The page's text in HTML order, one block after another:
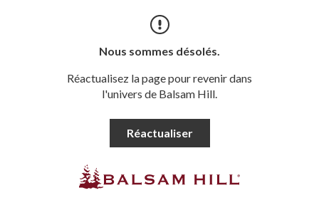
Nous sommes désolés.
Réactualisez la page pour revenir dans
l'univers de Balsam Hill.
Réactualiser